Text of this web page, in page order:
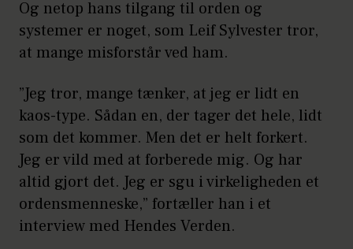
Og netop hans tilgang til orden og
systemer er noget, som Leif Sylvester tror,
at mange misforstår ved ham.
”Jeg tror, mange tænker, at jeg er lidt en
kaos-type. Sådan en, der tager det hele, lidt
som det kommer. Men det er helt forkert.
Jeg er vild med at forberede mig. Og har
altid gjort det. Jeg er sgu i virkeligheden et
ordensmenneske,” fortæller han i et
interview med Hendes Verden.